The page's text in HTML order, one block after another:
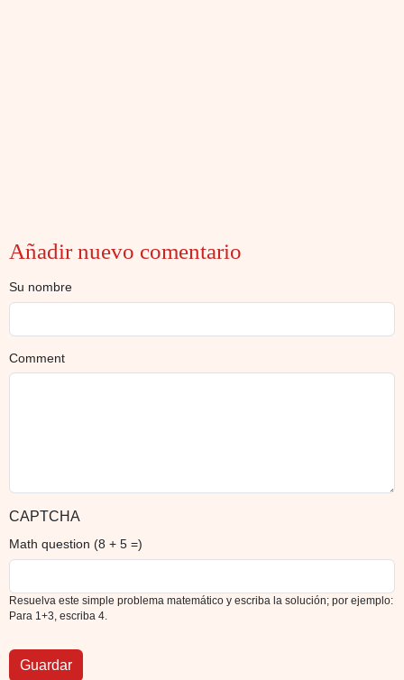
Añadir nuevo comentario
Su nombre
Comment
CAPTCHA
Math question (8 + 5 =)
Resuelva este simple problema matemático y escriba la solución; por ejemplo:
Para 1+3, escriba 4.